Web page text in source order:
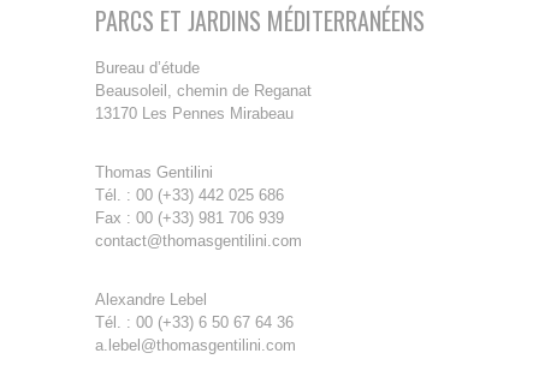
PARCS ET JARDINS MÉDITERRANÉENS
Bureau d’étude
Beausoleil, chemin de Reganat
13170 Les Pennes Mirabeau
Thomas Gentilini
Tél. : 00 (+33) 442 025 686
Fax : 00 (+33) 981 706 939
contact@thomasgentilini.com
Alexandre Lebel
Tél. : 00 (+33) 6 50 67 64 36
a.lebel@thomasgentilini.com